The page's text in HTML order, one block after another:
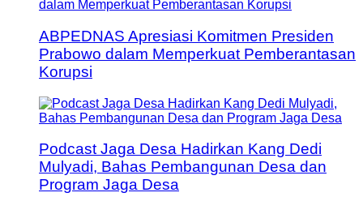
ABPEDNAS Apresiasi Komitmen Presiden
Prabowo dalam Memperkuat Pemberantasan
Korupsi
Podcast Jaga Desa Hadirkan Kang Dedi
Mulyadi, Bahas Pembangunan Desa dan
Program Jaga Desa